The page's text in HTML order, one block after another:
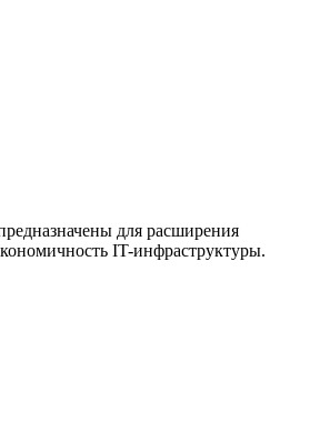
для расширения
IT-инфраструктуры.